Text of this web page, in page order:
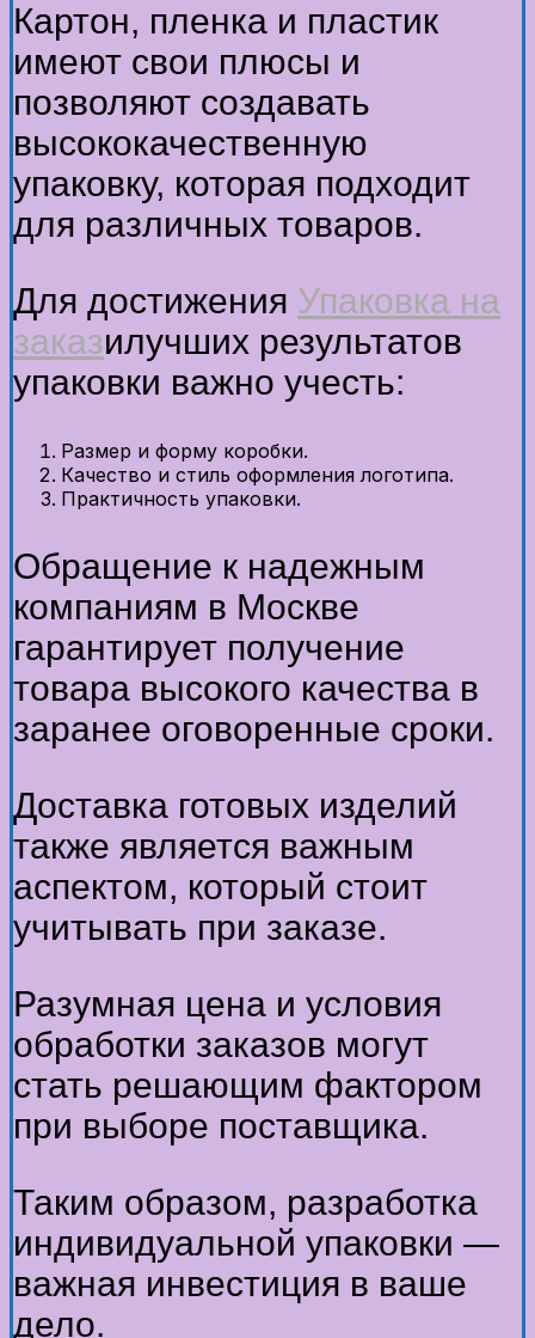
Картон, пленка и пластик
имеют свои плюсы и
позволяют создавать
высококачественную
упаковку, которая подходит
для различных товаров.
Для достижения Упаковка на
заказилучших результатов
упаковки важно учесть:
Размер и форму коробки.
Качество и стиль оформления логотипа.
Практичность упаковки.
Обращение к надежным
компаниям в Москве
гарантирует получение
товара высокого качества в
заранее оговоренные сроки.
Доставка готовых изделий
также является важным
аспектом, который стоит
учитывать при заказе.
Разумная цена и условия
обработки заказов могут
стать решающим фактором
при выборе поставщика.
Таким образом, разработка
индивидуальной упаковки —
важная инвестиция в ваше
дело.